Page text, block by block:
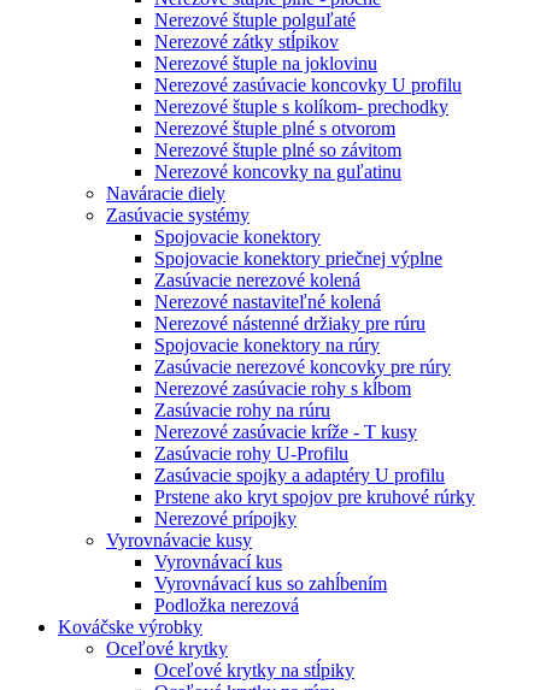
Nerezové štuple polguľaté
Nerezové zátky stĺpikov
Nerezové štuple na joklovinu
Nerezové zasúvacie koncovky U profilu
Nerezové štuple s kolíkom- prechodky
Nerezové štuple plné s otvorom
Nerezové štuple plné so závitom
Nerezové koncovky na guľatinu
Naváracie diely
Zasúvacie systémy
Spojovacie konektory
Spojovacie konektory priečnej výplne
Zasúvacie nerezové kolená
Nerezové nastaviteľné kolená
Nerezové nástenné držiaky pre rúru
Spojovacie konektory na rúry
Zasúvacie nerezové koncovky pre rúry
Nerezové zasúvacie rohy s kĺbom
Zasúvacie rohy na rúru
Nerezové zasúvacie kríže - T kusy
Zasúvacie rohy U-Profilu
Zasúvacie spojky a adaptéry U profilu
Prstene ako kryt spojov pre kruhové rúrky
Nerezové prípojky
Vyrovnávacie kusy
Vyrovnávací kus
Vyrovnávací kus so zahĺbením
Podložka nerezová
Kováčske výrobky
Oceľové krytky
Oceľové krytky na stĺpiky